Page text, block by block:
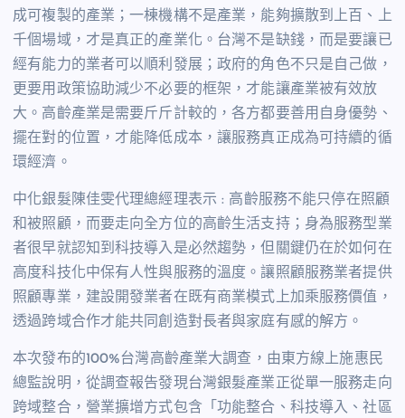
成可複製的產業；一棟機構不是產業，能夠擴散到上百、上
千個場域，才是真正的產業化。台灣不是缺錢，而是要讓已
經有能力的業者可以順利發展；政府的角色不只是自己做，
更要用政策協助減少不必要的框架，才能讓產業被有效放
大。高齡產業是需要斤斤計較的，各方都要善用自身優勢、
擺在對的位置，才能降低成本，讓服務真正成為可持續的循
環經濟。
中化銀髮陳佳雯代理總經理表示 : 高齡服務不能只停在照顧
和被照顧，而要走向全方位的高齡生活支持；身為服務型業
者很早就認知到科技導入是必然趨勢，但關鍵仍在於如何在
高度科技化中保有人性與服務的溫度。讓照顧服務業者提供
照顧專業，建設開發業者在既有商業模式上加乘服務價值，
透過跨域合作才能共同創造對長者與家庭有感的解方。
本次發布的100%台灣高齡產業大調查，由東方線上施惠民
總監說明，從調查報告發現台灣銀髮產業正從單一服務走向
跨域整合，營業擴增方式包含「功能整合、科技導入、社區